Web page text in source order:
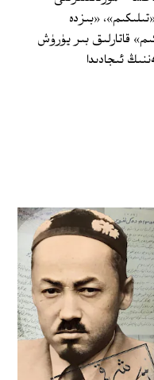
«بىزدە
قاتارلىق بىر يۈرۈش
ئىجادىدا